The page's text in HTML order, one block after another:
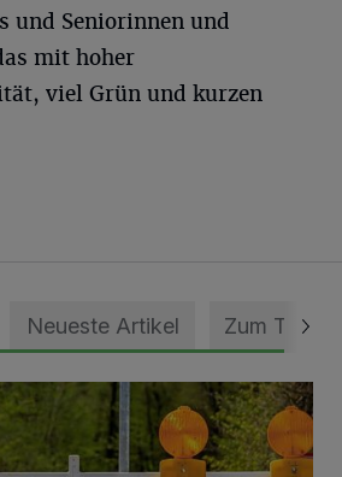
und Seniorinnen und
mit hoher
viel Grün und kurzen
Neueste Artikel Zum Thema
in Grevenbroich-Kapellen